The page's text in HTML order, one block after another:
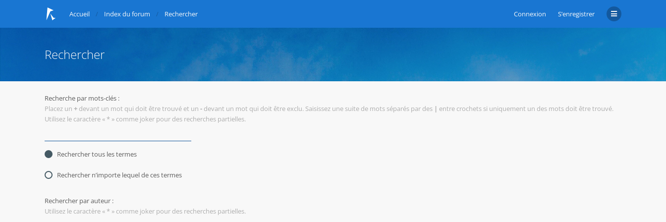
Connexion S’enregistrer
Accueil Index du forum Rechercher
Rechercher
Recherche par mots-clés :
Placez un + devant un mot qui doit être trouvé et un - devant un mot qui doit être exclu. Saisissez une suite de mots séparés par des | entre crochets si uniquement un des mots doit être trouvé.
Utilisez le caractère « * » comme joker pour des recherches partielles.
Rechercher tous les termes
Rechercher n’importe lequel de ces termes
Rechercher par auteur :
Utilisez le caractère « * » comme joker pour des recherches partielles.